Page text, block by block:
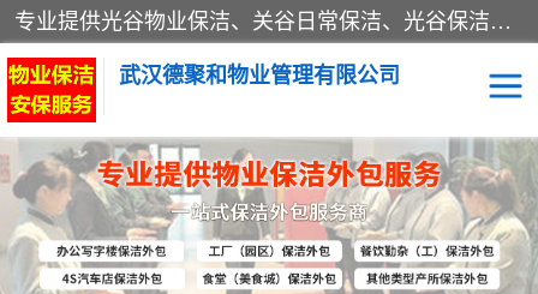
专业提供光谷物业保洁、关谷日常保洁、光谷保洁外包及武汉其他城区的单位日常保洁 武汉德聚和物业管理有限公司致力于打造中国专业物业保洁服务、日常保洁及其他保洁清洗外包服务。自公司成立以来提倡以先进的物业管理理念和模式经营，谋篇布局，以“至诚服务、精益求精、规范管理、锐意拓新”为质量方针，强化内部管理，为业主提供专业化、标准化和精细化的全方位物业服务，管理服务水平得到了广大业主和业内人士的一致好评。
武汉德聚和物业管理有限公司
保洁外包